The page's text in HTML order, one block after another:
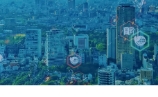
プライバシーポリシー
お問い合わせ
よくある質問